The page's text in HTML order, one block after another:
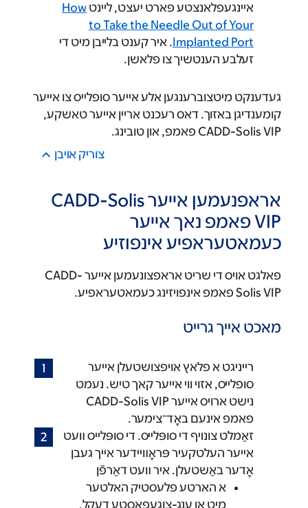
איינגעפלאנצטע פארט יעצט, ליינטHow
to Take the Needle Out of Your
Implanted Port. איר קענט בלייבן מיט די
זעלבע הענטשיך צו פלאשן.
געדענקט מיטצוברענגען אלע אייער סופלייס צו אייער
קומענדיגן באזוך. דאס רעכנט אריין אייער טאשקע,
CADD-Solis VIP פאמפ, און טובינג.
צוריק אױבן
אראפנעמען אייער CADD-Solis
VIP פאמפ נאך אייער
כעמאטעראפיע אינפוזיע
פאלגט אויס די שריט אראפצונעמען אייער CADD-
Solis VIP פאמפ אינפויזינג כעמאטעראפיע.
מאכט אייך גרייט
רייניגט א פלאץ אויפצושטעלן אייער
סופלייס, אזוי ווי אייער קאך טיש. נעמט
נישט ארויס אייער CADD-Solis VIP
פאמפ אינעם באָד־צימער.
זאַמלט צונױף די סופּלײס. די סופּלײס װעט
אײער העלטקעיר פּראָװײדער אײך געבן
אָדער באַשטעלן. איר װעט דאַרפֿן׃
א הארטע פלעסטיק האלטער
מיט אן ענג-צוגעפאסטע דעקל,